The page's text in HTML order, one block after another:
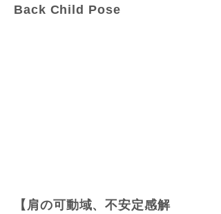
Back Child Pose
【肩の可動域、不安定感解